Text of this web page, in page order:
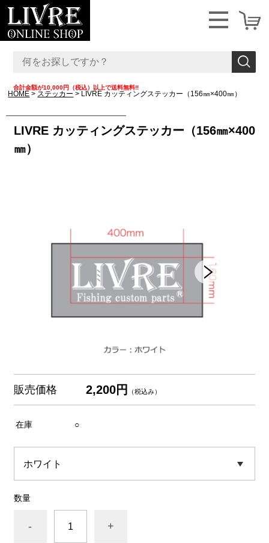
合計金額が10,000円（税込）以上で送料無料!!
HOME ステッカー LIVRE カッティングステッカー（156㎜×400㎜）
LIVRE カッティングステッカー（156㎜×400
㎜）
販売価格 2,200円 （税込み）
在庫 ○
数量
- +